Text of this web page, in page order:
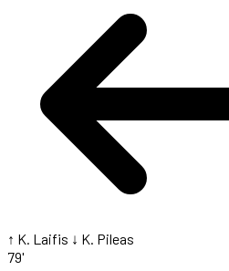
↑ K. Laifis ↓ K. Pileas
79'